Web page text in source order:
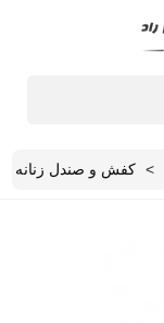
> کفش و صندل زنانه